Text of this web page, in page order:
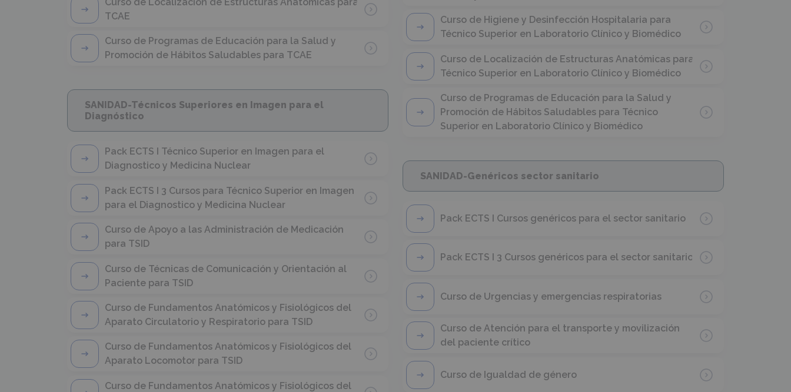
TCAE
Curso de Programas de Educación para la Salud y
Promoción de Hábitos Saludables para TCAE
Curso de Higiene y Desinfección Hospitalaria para
Técnico Superior en Laboratorio Clínico y Biomédico
Curso de Localización de Estructuras Anatómicas para
Técnico Superior en Laboratorio Clínico y Biomédico
Curso de Programas de Educación para la Salud y
Promoción de Hábitos Saludables para Técnico
Superior en Laboratorio Clínico y Biomédico
SANIDAD-Técnicos Superiores en Imagen para el
Diagnóstico
Pack ECTS I Técnico Superior en Imagen para el
Diagnostico y Medicina Nuclear
Pack ECTS I 3 Cursos para Técnico Superior en Imagen
para el Diagnostico y Medicina Nuclear
Curso de Apoyo a las Administración de Medicación
para TSID
Curso de Técnicas de Comunicación y Orientación al
Paciente para TSID
Curso de Fundamentos Anatómicos y Fisiológicos del
Aparato Circulatorio y Respiratorio para TSID
Curso de Fundamentos Anatómicos y Fisiológicos del
Aparato Locomotor para TSID
Curso de Fundamentos Anatómicos y Fisiológicos del
SANIDAD-Genéricos sector sanitario
Pack ECTS I Cursos genéricos para el sector sanitario
Pack ECTS I 3 Cursos genéricos para el sector sanitario
Curso de Urgencias y emergencias respiratorias
Curso de Atención para el transporte y movilización
del paciente crítico
Curso de Igualdad de género